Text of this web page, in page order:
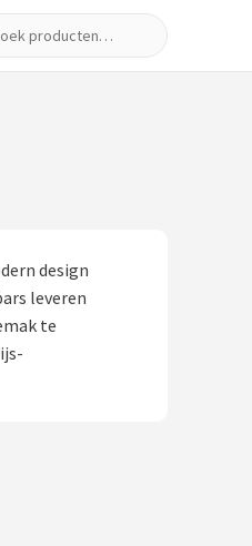
design
leveren
te